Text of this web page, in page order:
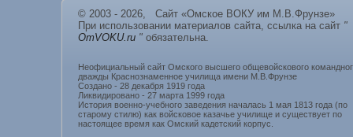
© 2003 - 2026, Сайт «Омское ВОКУ им М.В.Фрунзе»
При использовании материалов сайта, ссылка на сайт "
OmVOKU.ru " обязательна.
Неофициальный сайт Омского высшего общевойскового
дважды Краснознаменное училища имени М.В.Фрунзе
Создано - 28 декабря 1919 года
Ликвидировано - 27 марта 1999 года
История военно-учебного заведения началась 1 мая 1813 года (по
старому стилю) как войсковое казачье училище и существует по
настоящее время как Омский кадетский корпус.